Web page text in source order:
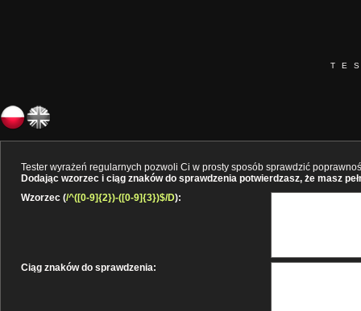
Tester wyrażeń regularnych pozwoli Ci w prosty sposób sprawdzić
Dodając wzorzec i ciąg znaków do sprawdzenia potwierdzasz, że masz
Wzorzec (/^([0-9]{2})-([0-9]{3})$/D):
Ciąg znaków do sprawdzenia: